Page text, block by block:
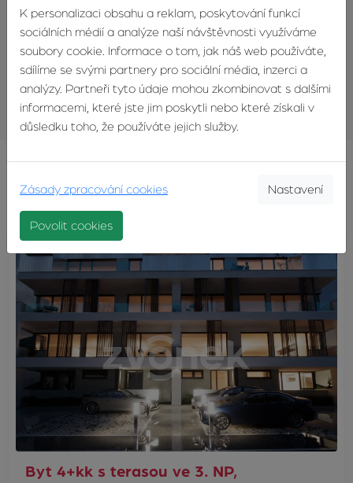
Sdílejte tuhle nabídku
Realitní hlídač
Podobné nabídky
Byt 4+kk s terasou ve 3. NP,
K personalizaci obsahu a reklam, poskytování funkcí
sociálních médií a analýze naší návštěvnosti využíváme
soubory cookie. Informace o tom, jak náš web používáte,
sdílíme se svými partnery pro sociální média, inzerci a
analýzy. Partneři tyto údaje mohou zkombinovat s dalšími
informacemi, které jste jim poskytli nebo které získali v
důsledku toho, že používáte jejich služby.
Zásady zpracování cookies Nastavení
Povolit cookies